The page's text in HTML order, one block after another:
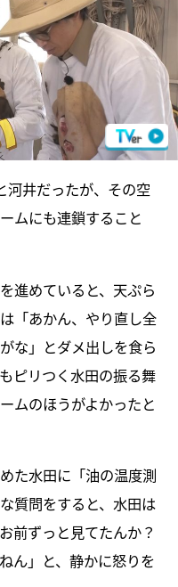
河井だったが、その空
ムにも連鎖すること
進めていると、天ぷら
「あかん、やり直し全
な」とダメ出しを食ら
ピリつく水田の振る舞
ムのほうがよかったと
た水田に「油の温度測
質問をすると、水田は
前ずっと見てたんか？
ん」と、静かに怒りを